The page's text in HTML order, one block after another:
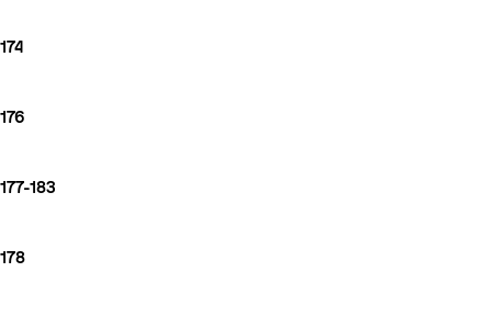
174
176
177-183
178